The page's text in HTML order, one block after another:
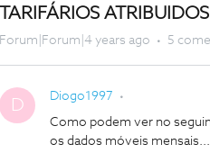
TARIFÁRIOS
Forum|Forum|4 years ago 5
D Diogo1997
Como podem ver no
os dados móveis